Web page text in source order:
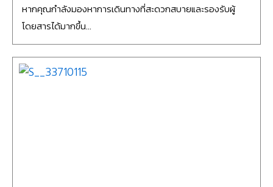
หากคุณกำลังมองหาการเดินทางที่สะดวกสบายและรองรับผู้
โดยสารได้มากขึ้น...